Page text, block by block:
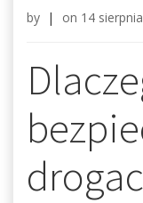
by | on 14